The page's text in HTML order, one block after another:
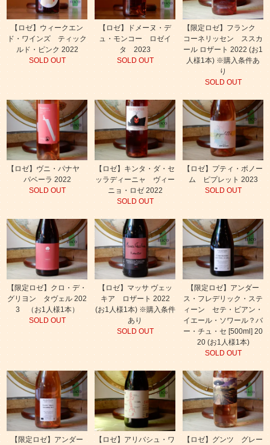
【ロゼ】ウィークエン
ド・ワインズ ティック
ルド・ピンク 2022
SOLD OUT
【ロゼ】ドメーヌ・デ
ュ・モンコー ロゼイ
タ 2023
SOLD OUT
【限定ロゼ】フランク
コーネリッセン ススカ
ール ロザート 2022 (お1
人様1本) ※購入条件あ
り
SOLD OUT
【ロゼ】ヴニ・パナヤ
パベーラ 2022
SOLD OUT
【ロゼ】キンタ・ダ・セ
ッラディーニャ ヴィー
ニョ・ロゼ 2022
SOLD OUT
【ロゼ】プティ・ボノー
ム ピプレット 2023
SOLD OUT
【限定ロゼ】クロ・デ・
グリヨン タヴェル 202
3 （お1人様1本）
SOLD OUT
【ロゼ】マッサ ヴェッ
キア ロザート 2022
(お1人様1本) ※購入条件
あり
SOLD OUT
【限定ロゼ】アンダー
ス・フレデリック・ステ
ィーン セテ・ビアン・
イエール・ソワール？バ
ー・チュ・セ [500ml] 20
20 (お1人様1本)
SOLD OUT
【限定ロゼ】アンダー
【ロゼ】アリバシュ・ワ
【ロゼ】グンツ グレー